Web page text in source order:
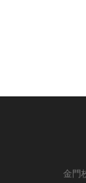
金門